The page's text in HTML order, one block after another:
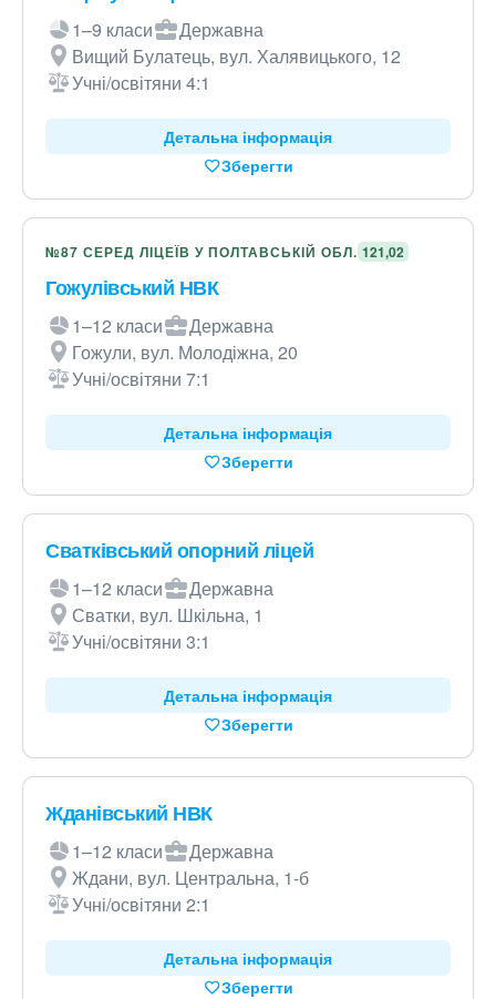
1–9 класи
Державна
Вищий Булатець, вул. Халявицького, 12
Учні/освітяни 4:1
Детальна інформація
Зберегти
№87 СЕРЕД ЛІЦЕЇВ У ПОЛТАВСЬКІЙ ОБЛ. 121,02
Гожулівський НВК
1–12 класи
Державна
Гожули, вул. Молодіжна, 20
Учні/освітяни 7:1
Детальна інформація
Зберегти
Сватківський опорний ліцей
1–12 класи
Державна
Сватки, вул. Шкільна, 1
Учні/освітяни 3:1
Детальна інформація
Зберегти
Жданівський НВК
1–12 класи
Державна
Ждани, вул. Центральна, 1-б
Учні/освітяни 2:1
Детальна інформація
Зберегти